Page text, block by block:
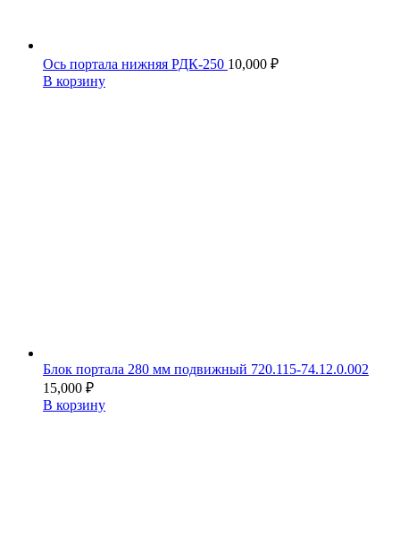
Ось портала нижняя РДК-250 10,000 ₽
В корзину
Блок портала 280 мм подвижный 720.115-74.12.0.002
15,000 ₽
В корзину